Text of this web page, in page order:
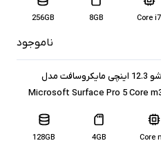
Core i7
8GB
256GB
ناموجود
لپ تاپ استوک تبلت شو 12.3 اینچی مایکروسافت مدل
Microsoft Surface Pro 5 Core m3
Core
4GB
128GB